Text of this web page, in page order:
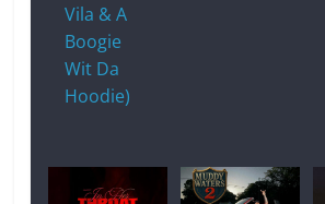
Vila & A
Boogie
Wit Da
Hoodie)